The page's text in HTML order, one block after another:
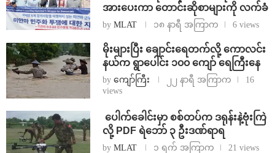
အားပေးကာ တောင်းဆိုစာများကို လက်ခံ
by MLAT ၁၈ နာရီ အကြာက 6 views
⁨မိုးများပြီး ချောင်းရေတက်လို့ ကောလင်း
နယ်က ရွာပေါင်း ၁၀၀ ကျော် ရေကြီးနေ
by ကျော်ကြီး ၂၂ နာရီ အကြာက
16
views
⁩ ⁨ပေါက်ခေါင်းမှာ စစ်တပ်က ဒရုန်းနဲ့ဗုံးကြဲ
လို့ PDF ရဲဘော် ၃ ဦးဒဏ်ရာရ
by MLAT ၁ ရက် အကြာက 21 views